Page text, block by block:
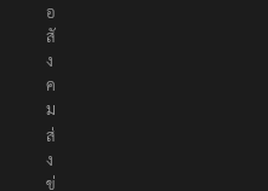
อ
สั
ง
ค
ม
ส่
ง
ข่